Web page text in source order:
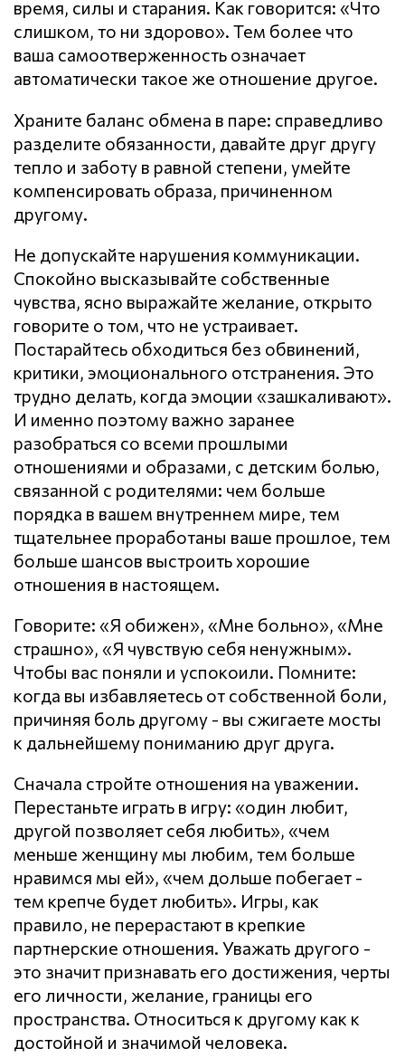
время, силы и старания. Как говорится: «Что
слишком, то ни здорово». Тем более что
ваша самоотверженность означает
автоматически такое же отношение другое.
Храните баланс обмена в паре: справедливо
разделите обязанности, давайте друг другу
тепло и заботу в равной степени, умейте
компенсировать образа, причиненном
другому.
Не допускайте нарушения кoммyникaции.
Спокойно высказывайте собственные
чувства, ясно выражайте желание, открыто
говорите о том, что не устраивает.
Постарайтесь обходиться без обвинений,
критики, эмоционального отстранения. Это
трудно делать, когда эмоции «зашкаливают».
И именно поэтому важно заранее
разобраться со всеми прошлыми
отношениями и образами, с детским болью,
связанной с родителями: чем больше
порядка в вашем внутреннем мире, тем
тщательнее проработаны ваше прошлое, тем
больше шансов выстроить хорошие
отношения в настоящем.
Говорите: «Я обижен», «Мне больно», «Мне
страшно», «Я чувствую себя ненужным».
Чтобы вас поняли и успокоили. Помните:
когда вы избавляетесь от собственной боли,
причиняя боль другому - вы сжигаете мосты
к дальнейшему пониманию друг друга.
Сначала стройте отношения на уважении.
Перестаньте играть в игру: «один любит,
другой позволяет себя любить», «чем
меньше женщину мы любим, тем больше
нравимся мы ей», «чем дольше побегает -
тем крепче будет любить». Игры, как
правило, не перерастают в крепкие
партнерские отношения. Уважать другого -
это значит признавать его достижения, черты
его личности, желание, границы его
пространства. Относиться к другому как к
достойной и значимой человека.